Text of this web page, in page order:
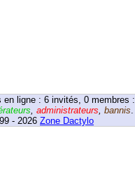
ligne : 6 invités, 0 membres :
, administrateurs, bannis.
- 2026 Zone Dactylo